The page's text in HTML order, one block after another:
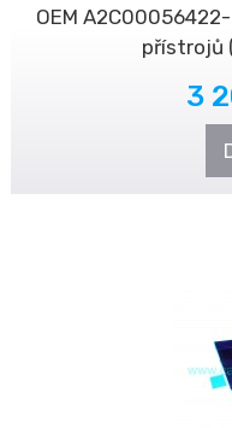
OEM
přístrojů
3